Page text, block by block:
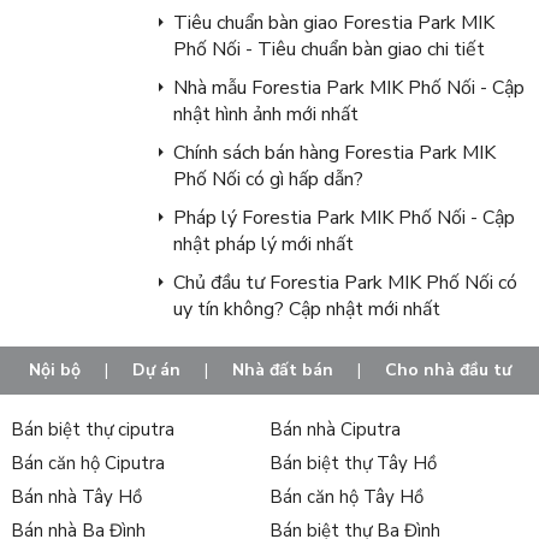
Tiêu chuẩn bàn giao Forestia Park MIK
Phố Nối - Tiêu chuẩn bàn giao chi tiết
Nhà mẫu Forestia Park MIK Phố Nối - Cập
nhật hình ảnh mới nhất
Chính sách bán hàng Forestia Park MIK
Phố Nối có gì hấp dẫn?
Pháp lý Forestia Park MIK Phố Nối - Cập
nhật pháp lý mới nhất
Chủ đầu tư Forestia Park MIK Phố Nối có
uy tín không? Cập nhật mới nhất
Nội bộ | Dự án | Nhà đất bán | Cho nhà đầu tư
Bán biệt thự ciputra
Bán nhà Ciputra
Bán căn hộ Ciputra
Bán biệt thự Tây Hồ
Bán nhà Tây Hồ
Bán căn hộ Tây Hồ
Bán nhà Ba Đình
Bán biệt thự Ba Đình